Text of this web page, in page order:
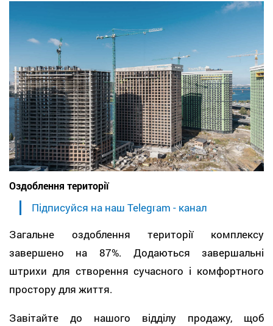
Оздоблення території
Підписуйся на наш Telegram - канал
Загальне оздоблення території комплексу
завершено на 87%. Додаються завершальні
штрихи для створення сучасного і комфортного
простору для життя.
Завітайте до нашого відділу продажу, щоб